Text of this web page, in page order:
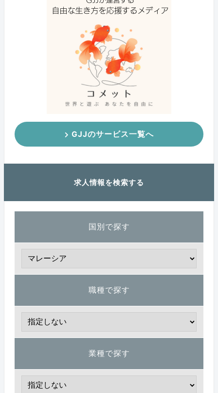
GJJのサービス一覧へ
求人情報を検索する
国別で探す
職種で探す
業種で探す